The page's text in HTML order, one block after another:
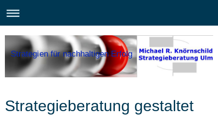
Strategien für nachhaltigen Erfolg
Strategieberatung gestaltet